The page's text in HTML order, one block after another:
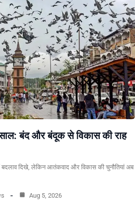
बंद और बंदूक से विकास की राह
बदलाव दिखे, लेकिन आतंकवाद और विकास की चुनौतियां अब
Aug 5, 2026